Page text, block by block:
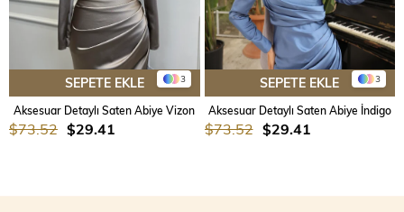
3
SEPETE EKLE
Aksesuar Detaylı Saten Abiye Vizon
$29.41
$73.52
3
SEPETE EKLE
Aksesuar Detaylı Saten Abiye İndigo
$29.41
$73.52